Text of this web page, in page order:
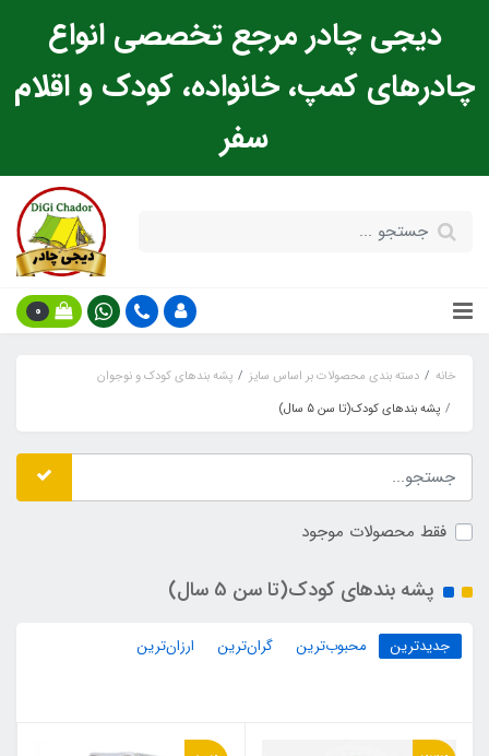
دیجی چادر مرجع تخصصی انواع
چادرهای کمپ، خانواده، کودک و اقلام
سفر
0
خانه دسته بندی محصولات بر اساس سایز
پشه‌ بندهای کودک و نوجوان
پشه‌ بندهای کودک(تا سن 5 سال)
فقط محصولات موجود
پشه‌ بندهای کودک(تا سن 5 سال)
جدیدترین محبوب‌ترین گران‌ترین ارزان‌ترین